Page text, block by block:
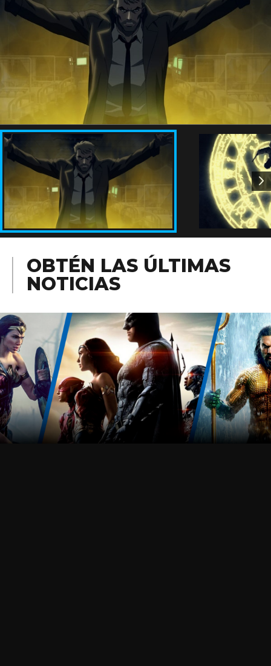
OBTÉN LAS ÚLTIMAS
NOTICIAS